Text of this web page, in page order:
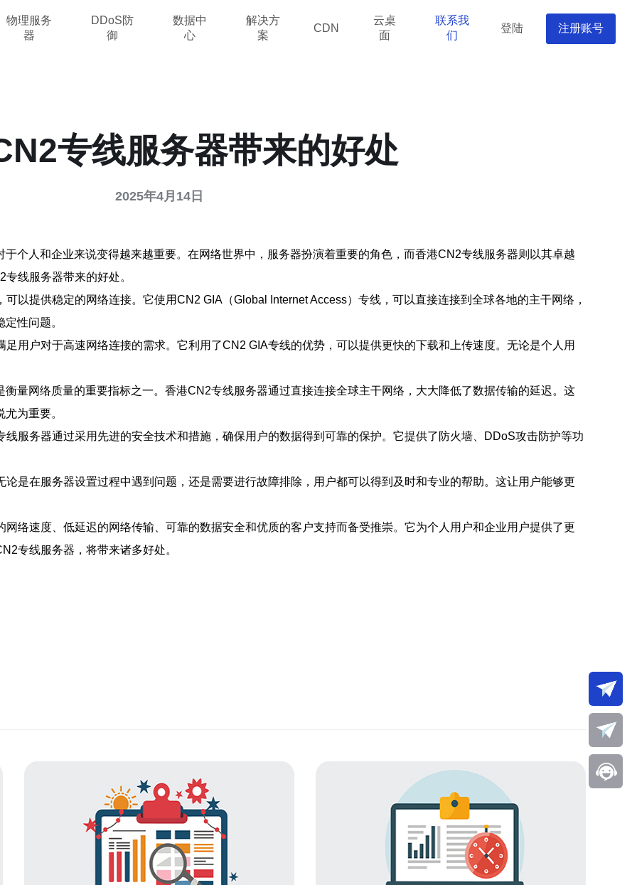
物理服务
器
DDoS防
御
数据中
心
解决方
案
CDN
云桌
面
联系我
们
登陆 注册账号
专线服务器带来的好处
2025年4月14日
个人和企业来说变得越来越重要。在网络世界中，服务器扮演着重要的角色，而香港CN2专线服务器则以其卓越
线服务器带来的好处。
以提供稳定的网络连接。它使用CN2 GIA（Global Internet Access）专线，可以直接连接到全球各地的主干网络，
性问题。
用户对于高速网络连接的需求。它利用了CN2 GIA专线的优势，可以提供更快的下载和上传速度。无论是个人用
量网络质量的重要指标之一。香港CN2专线服务器通过直接连接全球主干网络，大大降低了数据传输的延迟。这
为重要。
服务器通过采用先进的安全技术和措施，确保用户的数据得到可靠的保护。它提供了防火墙、DDoS攻击防护等功
是在服务器设置过程中遇到问题，还是需要进行故障排除，用户都可以得到及时和专业的帮助。这让用户能够更
络速度、低延迟的网络传输、可靠的数据安全和优质的客户支持而备受推崇。它为个人用户和企业用户提供了更
专线服务器，将带来诸多好处。